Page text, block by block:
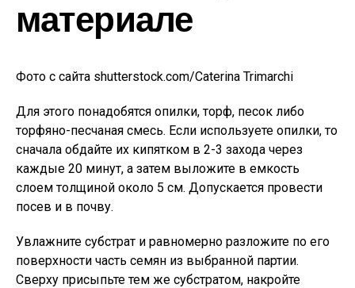
материале
Фото с сайта shutterstock.com/Caterina Trimarchi
Для этого понадобятся опилки, торф, песок либо
торфяно-песчаная смесь. Если используете опилки, то
сначала обдайте их кипятком в 2-3 захода через
каждые 20 минут, а затем выложите в емкость
слоем толщиной около 5 см. Допускается провести
посев и в почву.
Увлажните субстрат и равномерно разложите по его
поверхности часть семян из выбранной партии.
Сверху присыпьте тем же субстратом, накройте